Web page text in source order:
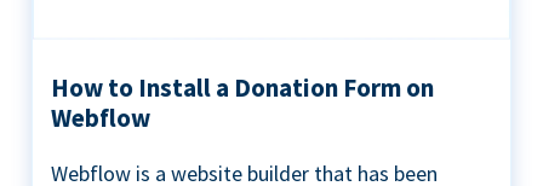
How to Install a Donation Form on
Webflow
Webflow is a website builder that has been